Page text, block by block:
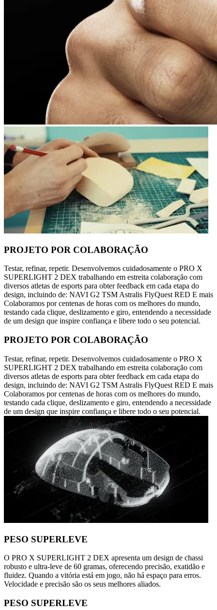
PROJETO POR COLABORAÇÃO
Testar, refinar, repetir. Desenvolvemos cuidadosamente o PRO X
SUPERLIGHT 2 DEX trabalhando em estreita colaboração com
diversos atletas de esports para obter feedback em cada etapa do
design, incluindo de: NAVI G2 TSM Astralis FlyQuest RED E mais
Colaboramos por centenas de horas com os melhores do mundo,
testando cada clique, deslizamento e giro, entendendo a necessidade
de um design que inspire confiança e libere todo o seu potencial.
PROJETO POR COLABORAÇÃO
Testar, refinar, repetir. Desenvolvemos cuidadosamente o PRO X
SUPERLIGHT 2 DEX trabalhando em estreita colaboração com
diversos atletas de esports para obter feedback em cada etapa do
design, incluindo de: NAVI G2 TSM Astralis FlyQuest RED E mais
Colaboramos por centenas de horas com os melhores do mundo,
testando cada clique, deslizamento e giro, entendendo a necessidade
de um design que inspire confiança e libere todo o seu potencial.
PESO SUPERLEVE
O PRO X SUPERLIGHT 2 DEX apresenta um design de chassi
robusto e ultra-leve de 60 gramas, oferecendo precisão, exatidão e
fluidez. Quando a vitória está em jogo, não há espaço para erros.
Velocidade e precisão são os seus melhores aliados.
PESO SUPERLEVE